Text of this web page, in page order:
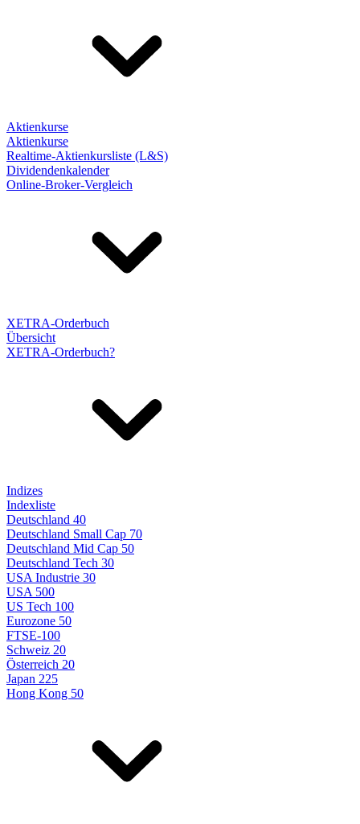
Aktienkurse
Aktienkurse
Realtime-Aktienkursliste (L&S)
Dividendenkalender
Online-Broker-Vergleich
XETRA-Orderbuch
Übersicht
XETRA-Orderbuch?
Indizes
Indexliste
Deutschland 40
Deutschland Small Cap 70
Deutschland Mid Cap 50
Deutschland Tech 30
USA Industrie 30
USA 500
US Tech 100
Eurozone 50
FTSE-100
Schweiz 20
Österreich 20
Japan 225
Hong Kong 50